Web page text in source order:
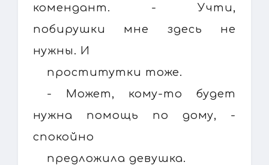
комендант. - Учти,
побирушки мне здесь не
нужны. И
проститутки тоже.
- Может, кому-то будет
нужна помощь по дому, -
спокойно
предложила девушка.